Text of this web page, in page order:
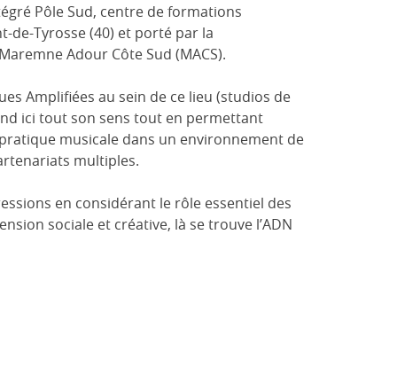
Pôle Sud, centre de formations
de-Tyrosse (40) et porté par la
Adour Côte Sud (MACS).
Amplifiées au sein de ce lieu (studios de
ici tout son sens tout en permettant
musicale dans un environnement de
multiples.
en considérant le rôle essentiel des
sociale et créative, là se trouve l’ADN